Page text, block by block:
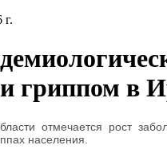
г.
в
отмечается рост
населения.